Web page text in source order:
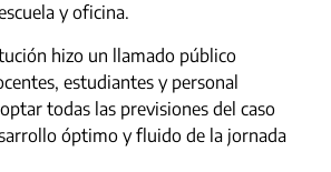
y oficina.
hizo un llamado público
estudiantes y personal
todas las previsiones del caso
óptimo y fluido de la jornada